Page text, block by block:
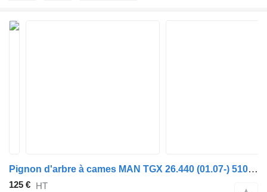
Pignon d'arbre à cames MAN TGX 26.440 (01.07-) 51045055117 pour tracteur routier MAN TGL, TGM, TGS, TGX (2005-2021)
125 € HT